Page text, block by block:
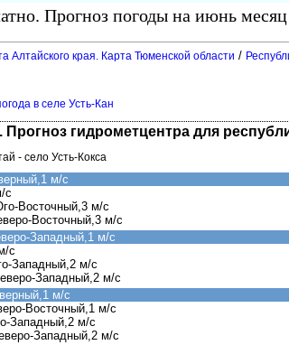
Прогноз погоды на июнь
края. Карта Тюменской области /
в селе Усть-Кан
Прогноз гидрометцентра для
- село Усть-Кокса
м/с
с
Восточный,3 м/с
Восточный,3 м/с
Западный,1 м/с
с
Западный,2 м/с
Западный,2 м/с
м/с
Восточный,1 м/с
Западный,2 м/с
Западный,2 м/с